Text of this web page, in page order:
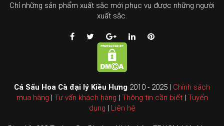
Chỉ những sản phẩm xuất sắc mới phục vụ được những người
xuất sắc.
Cá Sấu Hoa Cà đại lý Kiều Hưng 2010 - 2025 | Chính sách
mua hàng | Tư vấn khách hàng | Thông tin cần biết| Tuyển
dụng | Liên hệ